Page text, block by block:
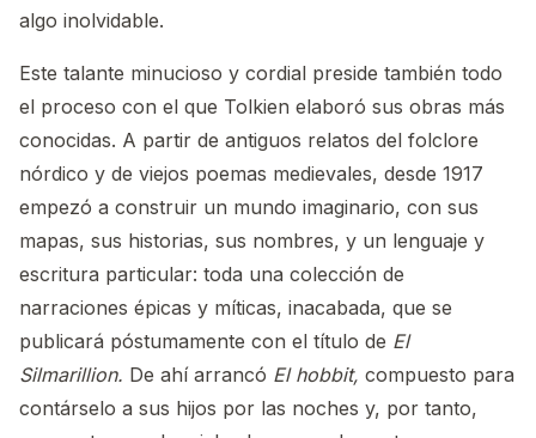
algo inolvidable.
Este talante minucioso y cordial preside también todo
el proceso con el que Tolkien elaboró sus obras más
conocidas. A partir de antiguos relatos del folclore
nórdico y de viejos poemas medievales, desde 1917
empezó a construir un mundo imaginario, con sus
mapas, sus historias, sus nombres, y un lenguaje y
escritura particular: toda una colección de
narraciones épicas y míticas, inacabada, que se
publicará póstumamente con el título de El
Silmarillion. De ahí arrancó El hobbit, compuesto para
contárselo a sus hijos por las noches y, por tanto,